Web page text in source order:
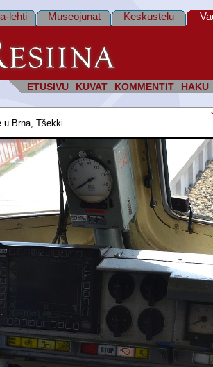
ETUSIVU KUVAT KOMMENTIT HAKU
lehti Museojunat Keskustelu
u Brna, Tšekki